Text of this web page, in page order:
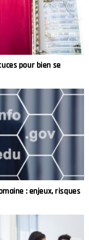
pour bien se
: enjeux, risques